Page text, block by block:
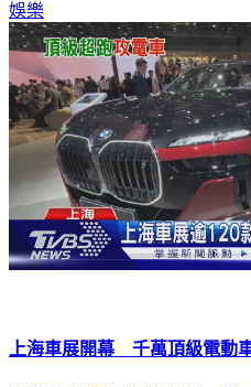
娛樂
上海車展開幕 千萬頂級電動